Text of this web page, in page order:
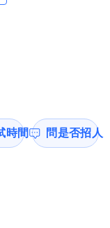
時間 問是否招人